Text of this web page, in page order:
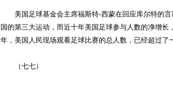
美国足球基金会主席福斯特-西蒙在回应库尔特的言
国的第三大运动，而近十年美国足球参与人数的净增
年，美国人民现场观看足球比赛的总人数，已经超过了
（七七）